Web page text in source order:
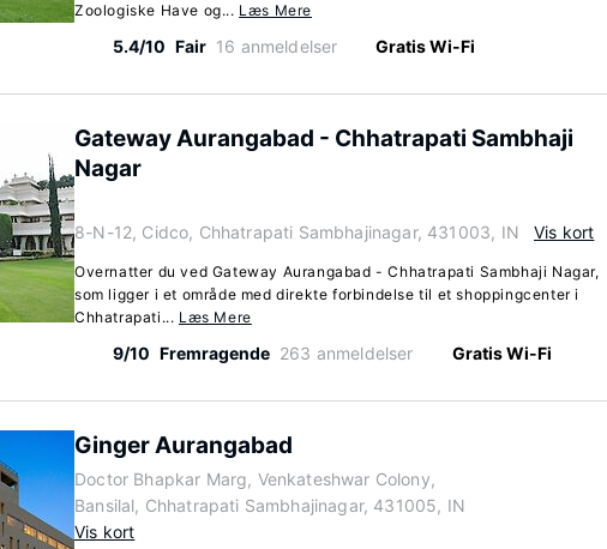
Zoologiske Have og... Læs Mere
5.4/10 Fair 16 anmeldelser Gratis Wi-Fi
Gateway Aurangabad - Chhatrapati Sambhaji
Nagar
8-N-12, Cidco, Chhatrapati Sambhajinagar, 431003, IN Vis kort
Overnatter du ved Gateway Aurangabad - Chhatrapati Sambhaji Nagar,
som ligger i et område med direkte forbindelse til et shoppingcenter i
Chhatrapati... Læs Mere
9/10 Fremragende 263 anmeldelser Gratis Wi-Fi
Ginger Aurangabad
Doctor Bhapkar Marg, Venkateshwar Colony,
Bansilal, Chhatrapati Sambhajinagar, 431005, IN
Vis kort